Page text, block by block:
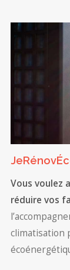
Vous voulez
réduire vos
climatisation